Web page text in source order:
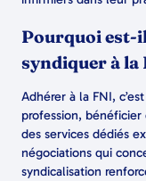
Pourquoi est-
syndiquer à la
Adhérer à la FNI,
profession, bénéficier
des services dédiés
négociations qui
syndicalisation